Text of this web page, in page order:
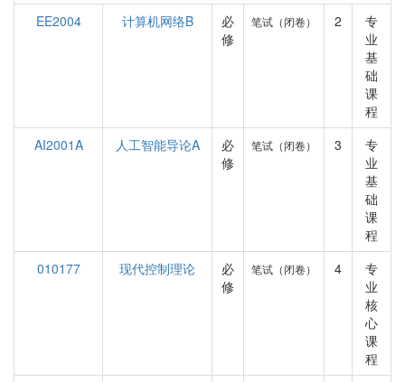
EE2004 计算机网络B
必
修
笔试（闭卷） 2
专
业
基
础
课
程
AI2001A
人工智能导论A
必
修
笔试（闭卷） 3
专
业
基
础
课
程
010177
现代控制理论
必
修
笔试（闭卷） 4
专
业
核
心
课
程